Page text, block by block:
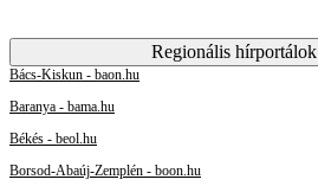
Regionális hírportálok
Bács-Kiskun - baon.hu
Baranya - bama.hu
Békés - beol.hu
Borsod-Abaúj-Zemplén - boon.hu